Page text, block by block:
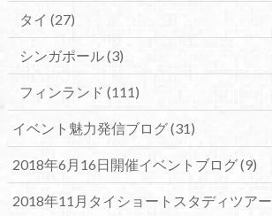
タイ (27)
シンガポール(3)
フィンランド (111)
イベント魅力発信ブログ(31)
2018年6月16日開催イベントブログ(9)
2018年11月タイショートスタディツアー